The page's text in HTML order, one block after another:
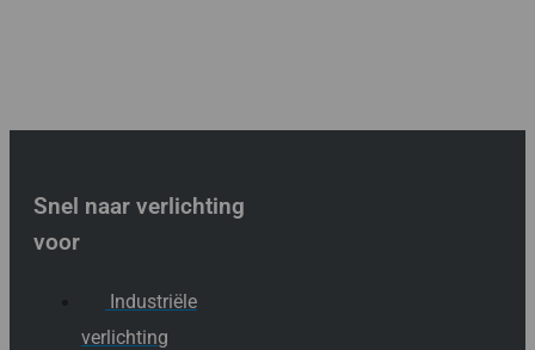
Snel naar verlichting
voor
Industriële
verlichting